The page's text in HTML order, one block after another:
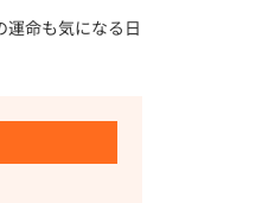
命も気になる日